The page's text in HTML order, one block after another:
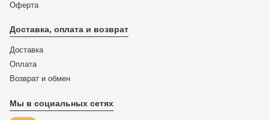
Оферта
Доставка, оплата и возврат
Доставка
Оплата
Возврат и обмен
Мы в социальных сетях